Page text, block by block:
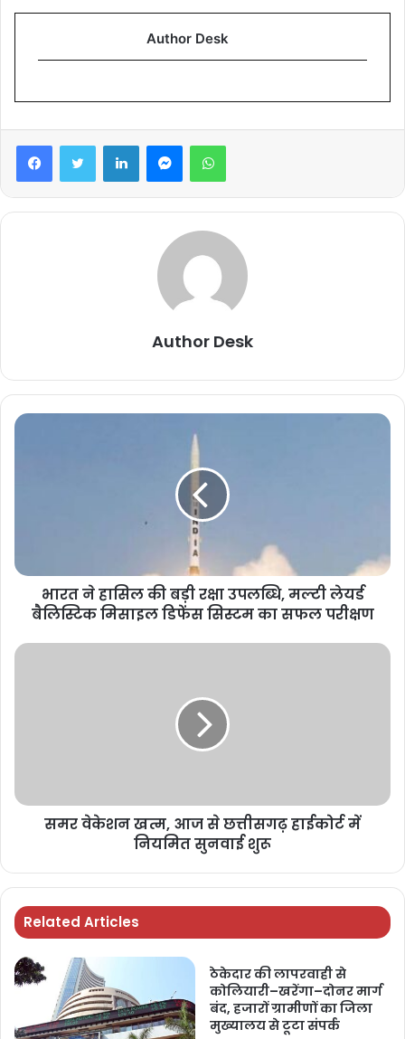
Author Desk
Author Desk
भारत ने हासिल की बड़ी रक्षा उपलब्धि, मल्टी लेयर्ड
बैलिस्टिक मिसाइल डिफेंस सिस्टम का सफल परीक्षण
समर वेकेशन खत्म, आज से छत्तीसगढ़ हाईकोर्ट में
नियमित सुनवाई शुरू
Related Articles
ठेकेदार की लापरवाही से
कोलियारी–खरेंगा–दोनर मार्ग
बंद, हजारों ग्रामीणों का जिला
मुख्यालय से टूटा संपर्क